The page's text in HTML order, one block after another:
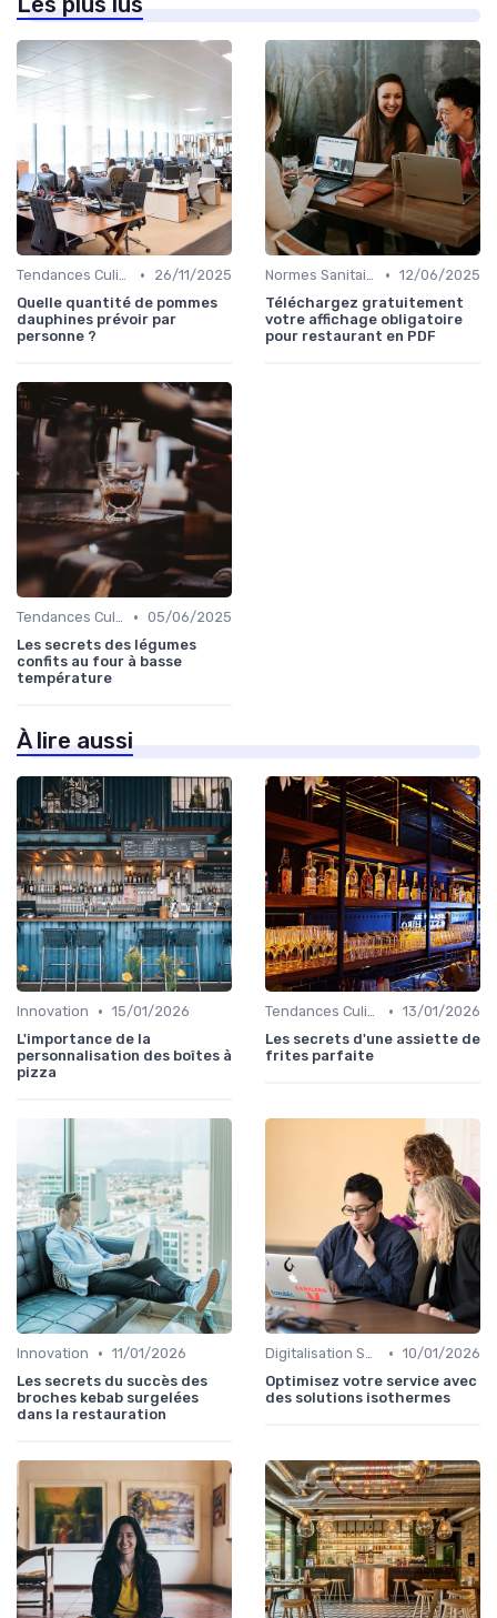
Tendances Culinaire •
26/11/2025
Quelle quantité de pommes
dauphines prévoir par
personne ?
Normes Sanitaires • 12/06/2025
Téléchargez gratuitement
votre affichage obligatoire
pour restaurant en PDF
Tendances Culinaire • 05/06/2025
Les secrets des légumes
confits au four à basse
température
À lire aussi
Innovation • 15/01/2026
L'importance de la
personnalisation des boîtes à
pizza
Tendances Culinaire • 13/01/2026
Les secrets d'une assiette de
frites parfaite
Innovation • 11/01/2026
Les secrets du succès des
broches kebab surgelées
dans la restauration
Digitalisation Services • 10/01/2026
Optimisez votre service avec
des solutions isothermes